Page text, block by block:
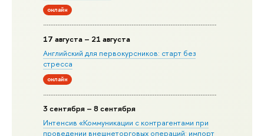
онлайн
17 августа – 21 августа
Английский для первокурсников: старт без
стресса
онлайн
3 сентября – 8 сентября
Интенсив «Коммуникации с контрагентами при
проведении внешнеторговых операций: импорт